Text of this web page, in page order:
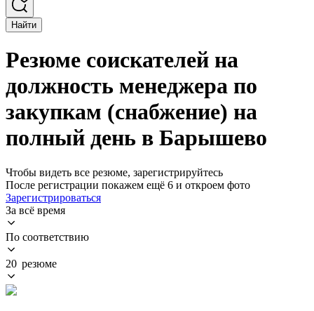
Найти
Резюме соискателей на
должность менеджера по
закупкам (снабжение) на
полный день в Барышево
Чтобы видеть все резюме, зарегистрируйтесь
После регистрации покажем ещё 6 и откроем фото
Зарегистрироваться
За всё время
По соответствию
20 резюме